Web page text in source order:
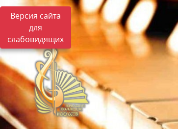
Версия сайта
для
слабовидящих